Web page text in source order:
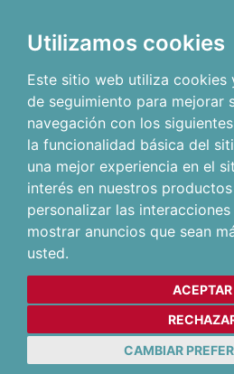
Utilizamos cookies
Este sitio web utiliza cookies
de seguimiento para mejorar
navegación con los
la funcionalidad básica del
una mejor experiencia en el
interés en nuestros
personalizar las
mostrar anuncios que sean
usted.
ACEPTAR
CAMBIAR